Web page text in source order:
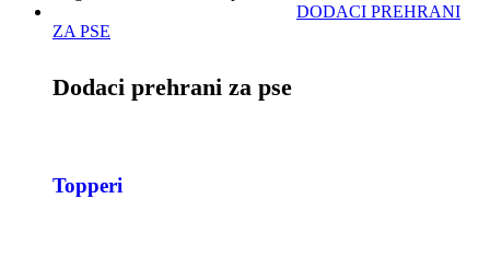
DODACI PREHRANI
ZA PSE
Dodaci prehrani za pse
Topperi